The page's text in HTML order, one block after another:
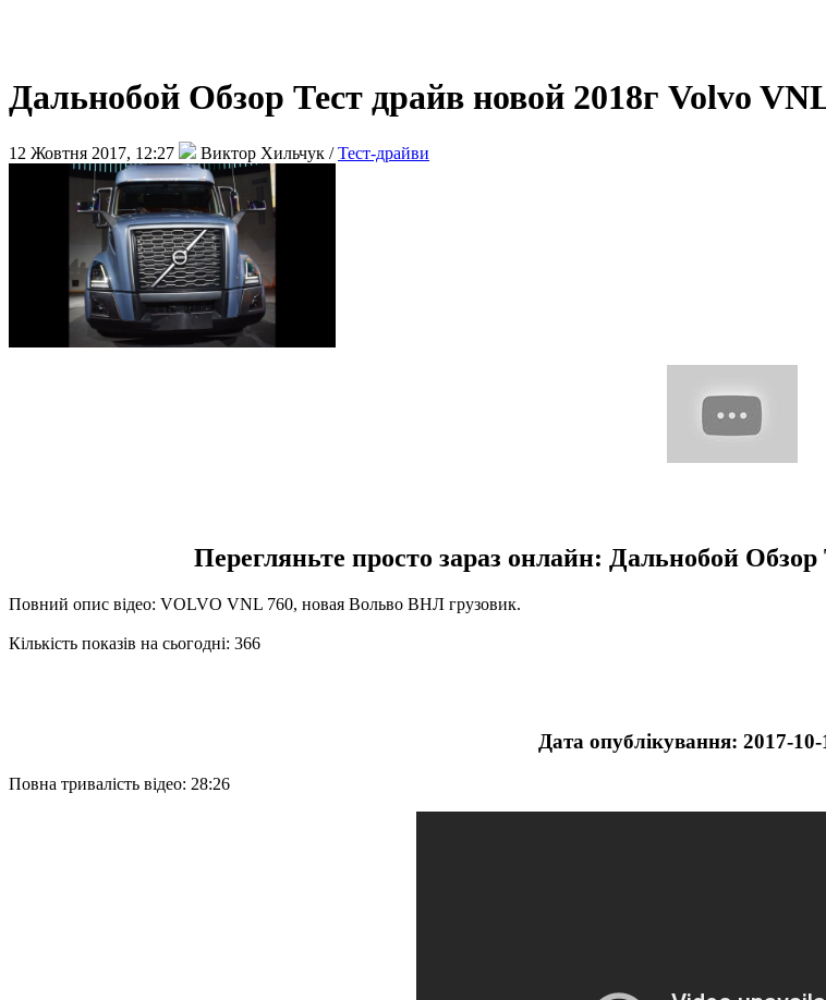
Дальнобой Обзор Тест драйв новой 2018г Volvo
12 Жовтня 2017, 12:27 Виктор Хильчук /Тест-драйви
Перегляньте просто зараз онлайн: Дальнобой
Повний опис відео: VOLVO VNL 760, новая Вольво ВНЛ грузовик.
Кількість показів на сьогодні: 366
Дата опублікування: 2017-
Повна тривалість відео: 28:26